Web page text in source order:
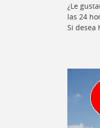
¿Le
las 24
Si desea